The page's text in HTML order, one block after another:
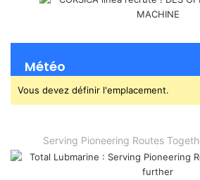
Météo
Vous devez définir l'emplacement.
Serving Pioneering Routes